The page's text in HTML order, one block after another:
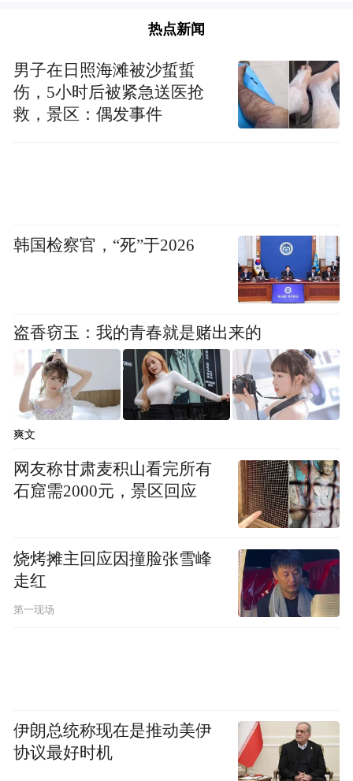
从更长远的目标看，人类在面临气候变暖、
生态破坏、能源枯竭、小行星可能撞击地球
等严重挑战时，有必要探索其他星球是否可
以作为人类另外的家园，移民到外星球去。
的终极问题。美国《科学》杂志在2005年提
出了125个重要的科学问题，其中涉及太空的
就有23个，包括宇宙是如何起源的，空间有
多少个维度，宇宙是否会消亡、是否会继续
膨胀，宇宙的形状是怎样的，等等。由此，
探索太空也能解答地球和人类的起源等问
题。
会是宇宙的中心，“人定胜天”也许是错误
的，因此，人类要像保护地球一样保护太空
的生态，最终达到“天人合一”的目标。
在这样的理念和战略目标下，现在和近期，
中国要做的，除了让三位航天员驻留空间站3
而且，未来的4次航天飞行任务驻留空间站时
间分别为3至6个月，要远远长于此前和现在
热点新闻
男子在日照海滩被沙蜇蜇
伤，5小时后被紧急送医抢
救，景区：偶发事件
韩国检察官，“死”于2026
盗香窃玉：我的青春就是赌出来的
爽文
网友称甘肃麦积山看完所有
石窟需2000元，景区回应
烧烤摊主回应因撞脸张雪峰
走红
第一现场
伊朗总统称现在是推动美伊
协议最好时机